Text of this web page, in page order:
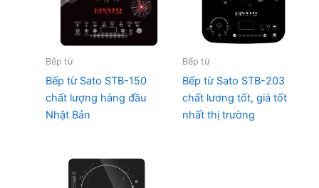
Bếp từ
Bếp từ Sato STB-150
chất lượng hàng đầu
Nhật Bản
Bếp từ
Bếp từ Sato STB-203
chất lương tốt, giá tốt
nhất thị trường